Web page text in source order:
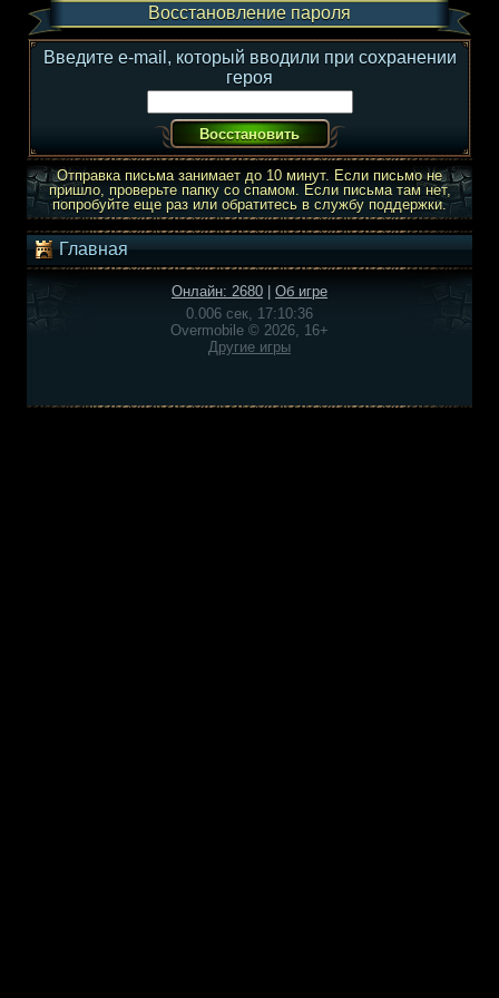
Восстановление пароля
Введите e-mail, который вводили при сохранении
героя
Отправка письма занимает до 10 минут. Если письмо не
пришло, проверьте папку со спамом. Если письма там нет,
попробуйте еще раз или обратитесь в службу поддержки.
Главная
Онлайн: 2680
Об игре
0.006 сек, 17:10:36
Overmobile © 2026, 16+
Другие игры